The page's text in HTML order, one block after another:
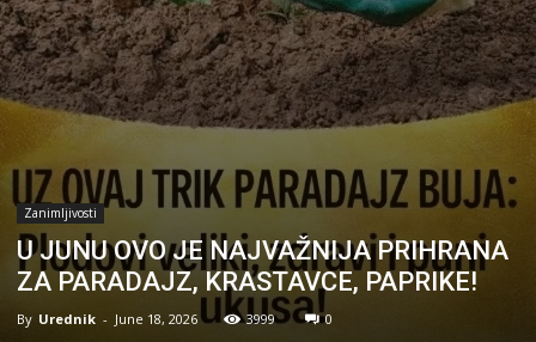
Zanimljivosti
U JUNU OVO JE NAJVAŽNIJA PRIHRANA
ZA PARADAJZ, KRASTAVCE, PAPRIKE!
By Urednik - June 18, 2026 3999 0